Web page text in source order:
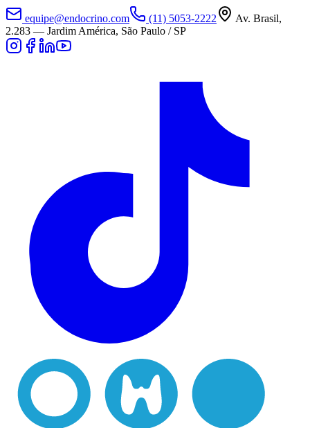
equipe@endocrino.com (11) 5053-2222
Av. Brasil,
2.283 — Jardim América, São Paulo / SP